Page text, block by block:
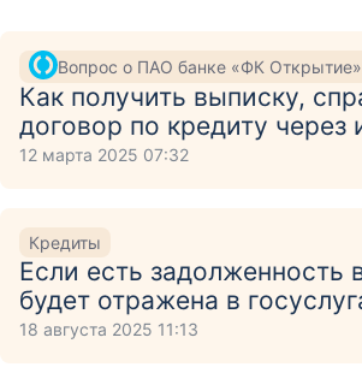
Вопрос о ПАО банке «ФК Открытие»
Как получить выписку,
договор по кредиту через
12 марта 2025 07:32
Кредиты
Если есть задолженность
будет отражена в
18 августа 2025 11:13